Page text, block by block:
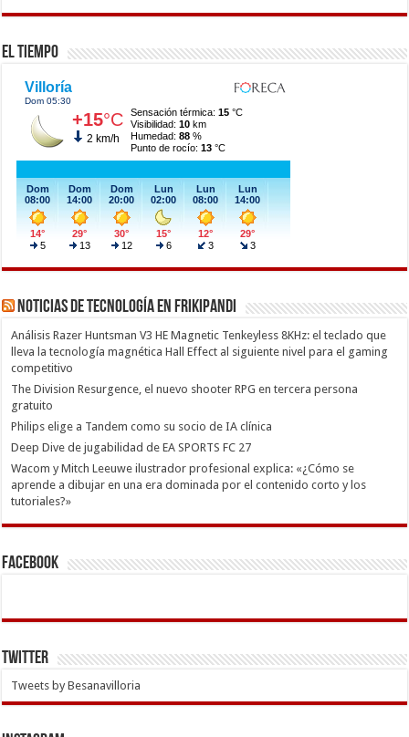
El Tiempo
Noticias de Tecnología en Frikipandi
Análisis Razer Huntsman V3 HE Magnetic Tenkeyless 8KHz: el teclado que
lleva la tecnología magnética Hall Effect al siguiente nivel para el gaming
competitivo
The Division Resurgence, el nuevo shooter RPG en tercera persona
gratuito
Philips elige a Tandem como su socio de IA clínica
Deep Dive de jugabilidad de EA SPORTS FC 27
Wacom y Mitch Leeuwe ilustrador profesional explica: «¿Cómo se
aprende a dibujar en una era dominada por el contenido corto y los
tutoriales?»
Facebook
Twitter
Tweets by Besanavilloria